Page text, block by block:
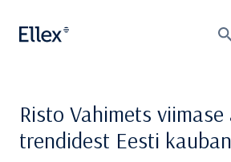
Risto Vahimets viimase
trendidest Eesti